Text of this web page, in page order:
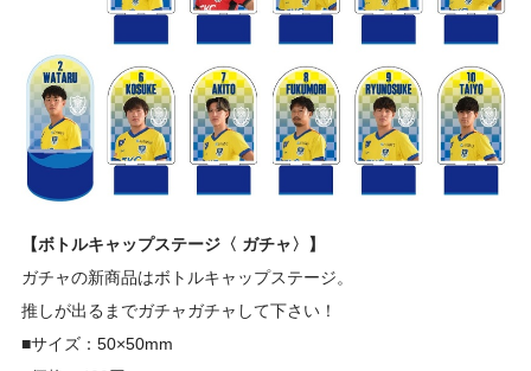
【ボトルキャップステージ〈 ガチャ〉】
ガチャの新商品はボトルキャップステージ。
推しが出るまでガチャガチャして下さい！
■サイズ： 50×50mm